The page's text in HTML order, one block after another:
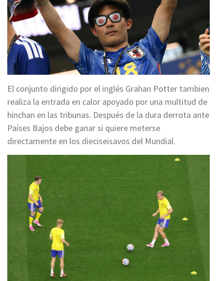
El conjunto dirigido por el inglés Grahan Potter tambien
realiza la entrada en calor apoyado por una multitud de
hinchan en las tribunas. Después de la dura derrota ante
Países Bajos debe ganar si quiere meterse
directamente en los dieciseisavos del Mundial.